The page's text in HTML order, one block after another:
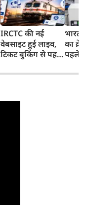
IRCTC की नई
वेबसाइट हुई लाइव,
टिकट बुकिंग से पहले
काम, जानें पूरा
भारत
का
पहले
और